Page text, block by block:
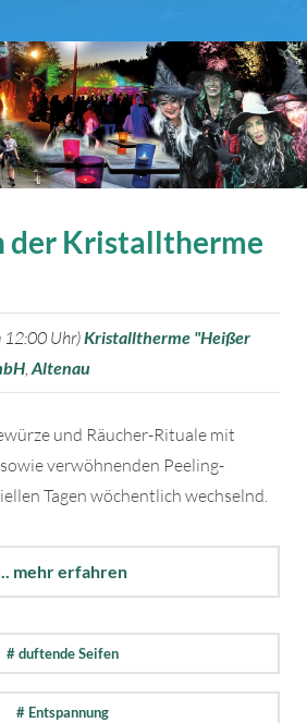
der Kristalltherme
12:00 Uhr)Kristalltherme "Heißer
,Altenau
und Räucher-Rituale mit
verwöhnenden Peeling-
Tagen wöchentlich wechselnd.
mehr erfahren
# duftende Seifen
# Entspannung